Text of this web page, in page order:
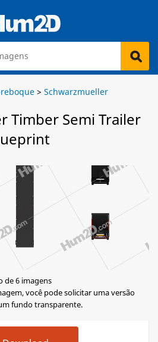
> Schwarzmueller
Timber Semi Trailer
de 6 imagens
você pode solicitar uma versão
fundo transparente.